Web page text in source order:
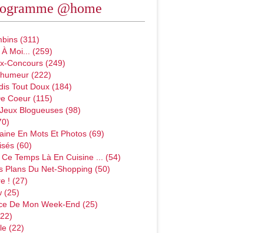
@home
(311)
À Moi... (259)
Concours (249)
(222)
Tout Doux (184)
Coeur (115)
Blogueuses (98)
En Mots Et Photos (69)
(60)
Temps Là En Cuisine ... (54)
Plans Du Net-Shopping (50)
! (27)
(25)
De Mon Week-End (25)
(22)